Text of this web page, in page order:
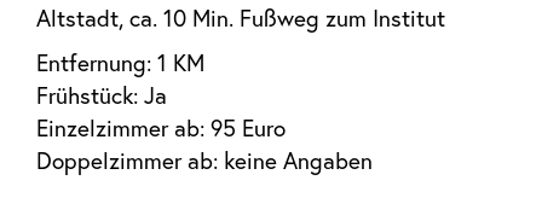
Altstadt, ca. 10 Min. Fußweg zum Institut
Entfernung: 1 KM
Frühstück: Ja
Einzelzimmer ab: 95 Euro
Doppelzimmer ab: keine Angaben